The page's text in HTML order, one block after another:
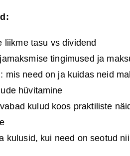
liikme tasu vs dividend
tingimused ja
mis need on ja kuidas neid
hüvitamine
kulud koos praktiliste
kulusid, kui need on seotud